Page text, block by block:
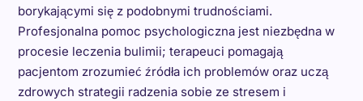
borykającymi się z podobnymi trudnościami.
Profesjonalna pomoc psychologiczna jest niezbędna w
procesie leczenia bulimii; terapeuci pomagają
pacjentom zrozumieć źródła ich problemów oraz uczą
zdrowych strategii radzenia sobie ze stresem i